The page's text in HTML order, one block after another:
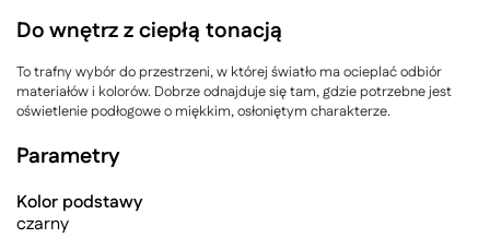
Do wnętrz z ciepłą tonacją
To trafny wybór do przestrzeni, w której światło ma ocieplać odbiór
materiałów i kolorów. Dobrze odnajduje się tam, gdzie potrzebne jest
oświetlenie podłogowe o miękkim, osłoniętym charakterze.
Parametry
Kolor podstawy
czarny